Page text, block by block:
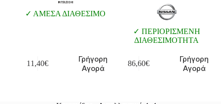
ΑΜΕΣΑ ΔΙΑΘΕΣΙΜΟ
11,40€
Γρήγορη
Αγορά
ΠΕΡΙΟΡΙΣΜΕΝΗ
ΔΙΑΘΕΣΙΜΟΤΗΤΑ
86,60€
Γρήγορη
Αγορά